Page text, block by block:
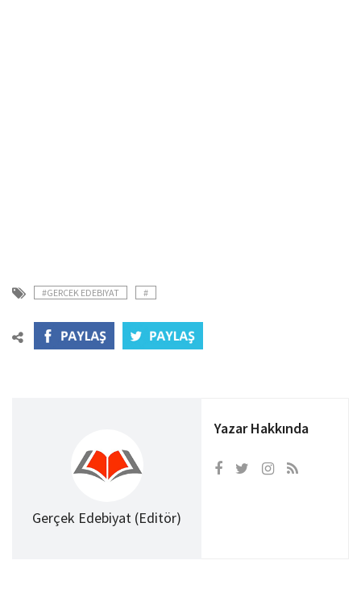
#GERCEK EDEBIYAT #
Gerçek Edebiyat (Editör)
Yazar Hakkında